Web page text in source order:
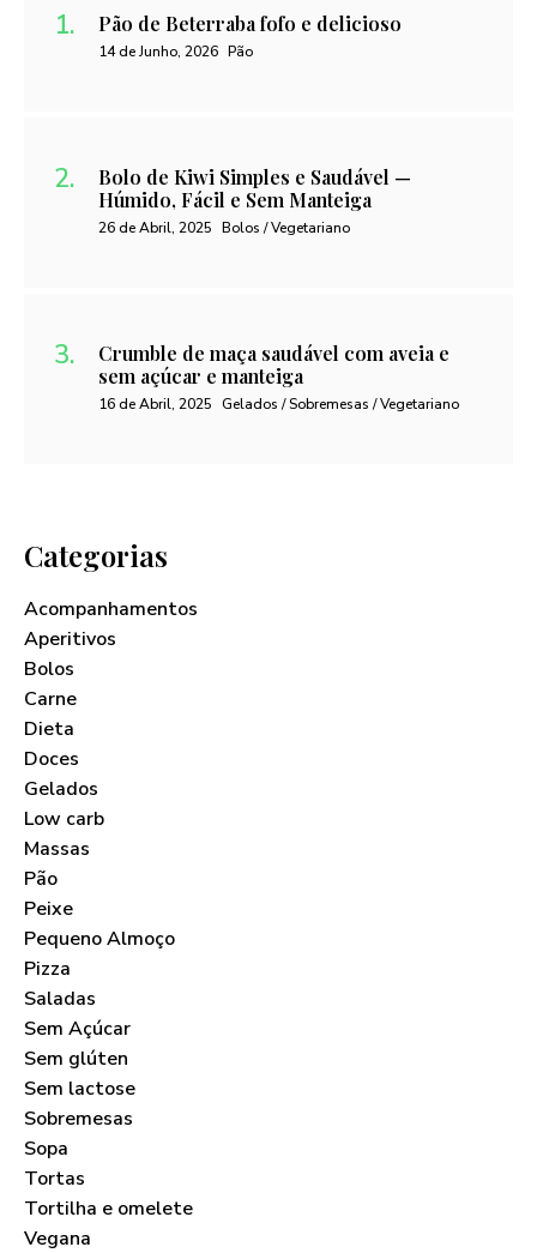
Pão de Beterraba fofo e delicioso
14 de Junho, 2026 Pão
Bolo de Kiwi Simples e Saudável —
Húmido, Fácil e Sem Manteiga
26 de Abril, 2025 Bolos / Vegetariano
Crumble de maça saudável com aveia e
sem açúcar e manteiga
16 de Abril, 2025 Gelados / Sobremesas / Vegetariano
Categorias
Acompanhamentos
Aperitivos
Bolos
Carne
Dieta
Doces
Gelados
Low carb
Massas
Pão
Peixe
Pequeno Almoço
Pizza
Saladas
Sem Açúcar
Sem glúten
Sem lactose
Sobremesas
Sopa
Tortas
Tortilha e omelete
Vegana